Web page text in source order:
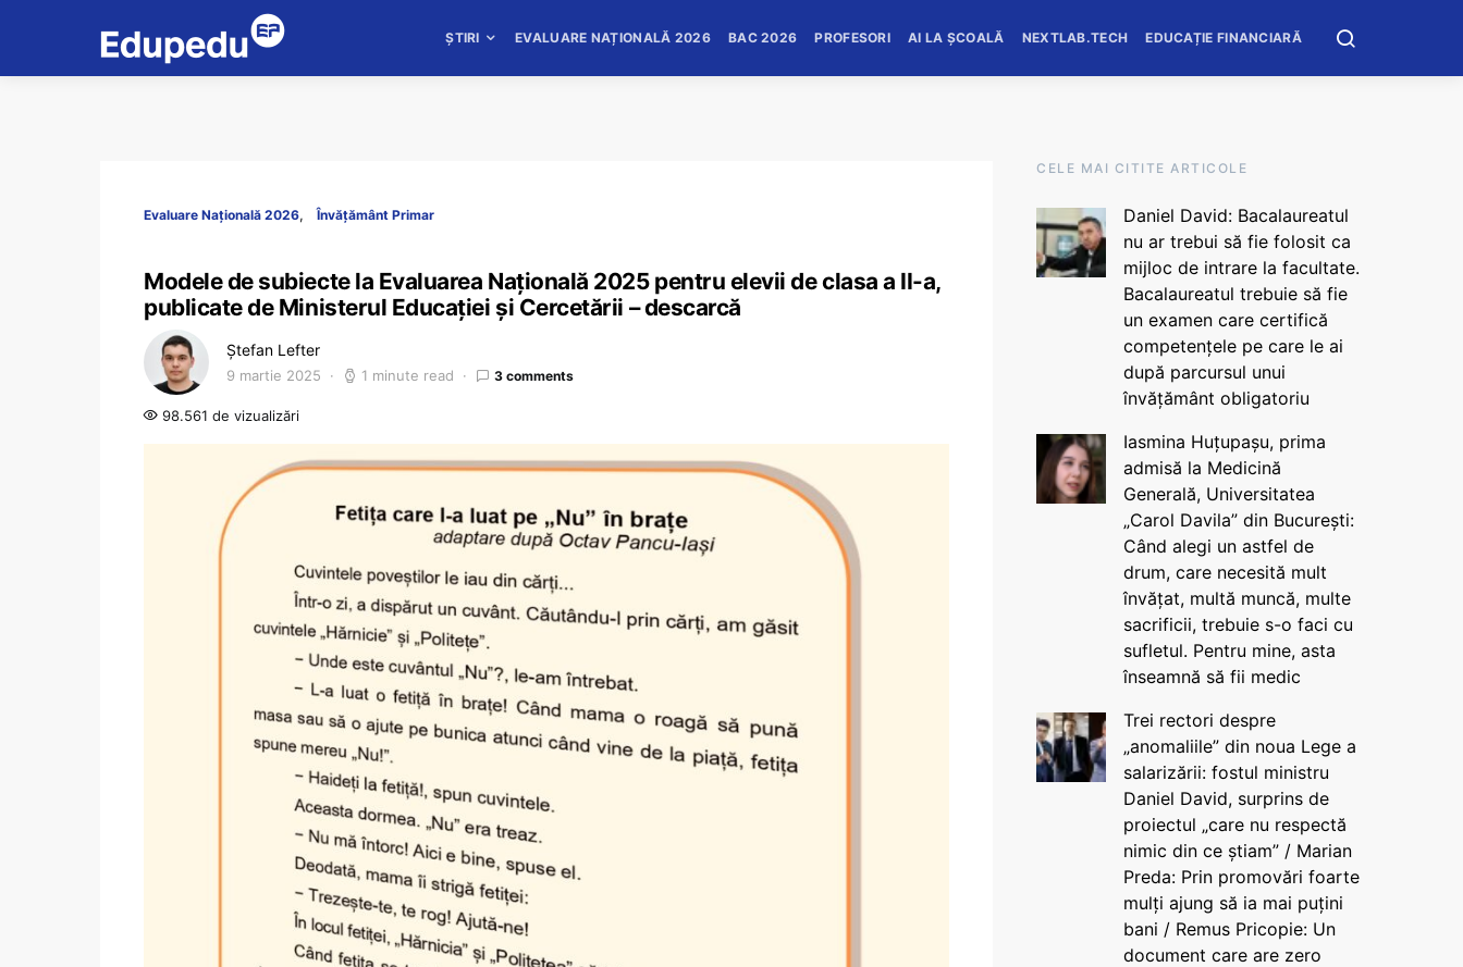
ȘTIRI EVALUARE NAȚIONALĂ 2026 BAC 2026 PROFESORI AI LA ȘCOALĂ NEXTLAB.TECH EDUCAȚIE FINANCIARĂ
Evaluare Națională 2026 Învățământ Primar
Modele de subiecte la Evaluarea Națională 2025 pentru elevii de clasa a II-a,
publicate de Ministerul Educației și Cercetării – descarcă
Ștefan Lefter
9 martie 2025 1 minute read 3 comments
98.561 de vizualizări
CELE MAI CITITE ARTICOLE
Daniel David: Bacalaureatul
nu ar trebui să fie folosit ca
mijloc de intrare la facultate.
Bacalaureatul trebuie să fie
un examen care certifică
competențele pe care le ai
după parcursul unui
învățământ obligatoriu
Iasmina Huțupașu, prima
admisă la Medicină
Generală, Universitatea
„Carol Davila” din București:
Când alegi un astfel de
drum, care necesită mult
învățat, multă muncă, multe
sacrificii, trebuie s-o faci cu
sufletul. Pentru mine, asta
înseamnă să fii medic
Trei rectori despre
„anomaliile” din noua Lege a
salarizării: fostul ministru
Daniel David, surprins de
proiectul „care nu respectă
nimic din ce știam” / Marian
Preda: Prin promovări foarte
mulți ajung să ia mai puțini
bani / Remus Pricopie: Un
document care are zero